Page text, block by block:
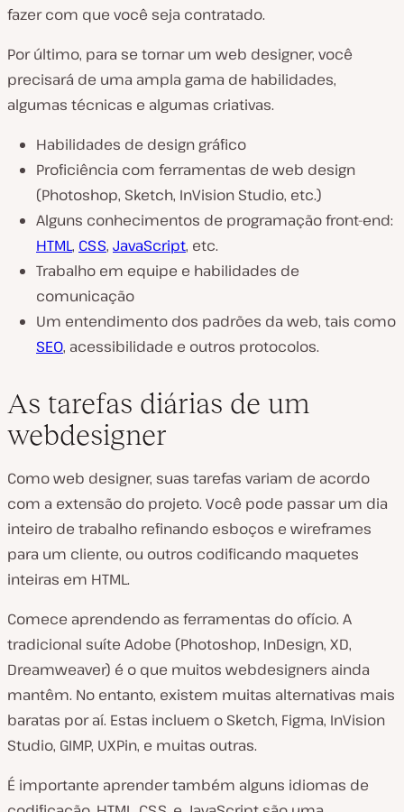
fazer com que você seja contratado.
Por último, para se tornar um web designer, você
precisará de uma ampla gama de habilidades,
algumas técnicas e algumas criativas.
Habilidades de design gráfico
Proficiência com ferramentas de web design
(Photoshop, Sketch, InVision Studio, etc.)
Alguns conhecimentos de programação front-end:
HTML, CSS, JavaScript, etc.
Trabalho em equipe e habilidades de
comunicação
Um entendimento dos padrões da web, tais como
SEO, acessibilidade e outros protocolos.
As tarefas diárias de um
webdesigner
Como web designer, suas tarefas variam de acordo
com a extensão do projeto. Você pode passar um dia
inteiro de trabalho refinando esboços e wireframes
para um cliente, ou outros codificando maquetes
inteiras em HTML.
Comece aprendendo as ferramentas do ofício. A
tradicional suíte Adobe (Photoshop, InDesign, XD,
Dreamweaver) é o que muitos webdesigners ainda
mantêm. No entanto, existem muitas alternativas mais
baratas por aí. Estas incluem o Sketch, Figma, InVision
Studio, GIMP, UXPin, e muitas outras.
É importante aprender também alguns idiomas de